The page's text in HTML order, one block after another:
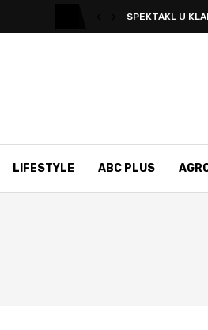
SPEKTAKL U
LIFESTYLE ABC PLUS